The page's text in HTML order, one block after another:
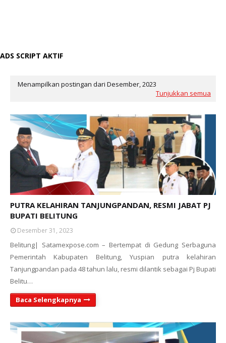
ADS SCRIPT AKTIF
Menampilkan postingan dari Desember, 2023
Tunjukkan semua
PUTRA KELAHIRAN TANJUNGPANDAN, RESMI JABAT PJ
BUPATI BELITUNG
Desember 31, 2023
Belitung| Satamexpose.com – Bertempat di Gedung Serbaguna
Pemerintah Kabupaten Belitung, Yuspian putra kelahiran
Tanjungpandan pada 48 tahun lalu, resmi dilantik sebagai Pj Bupati
Belitu…
Baca Selengkapnya